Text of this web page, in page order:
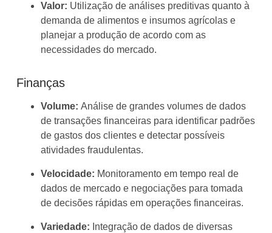
Valor: Utilização de análises preditivas quanto à
demanda de alimentos e insumos agrícolas e
planejar a produção de acordo com as
necessidades do mercado.
Finanças
Volume: Análise de grandes volumes de dados
de transações financeiras para identificar padrões
de gastos dos clientes e detectar possíveis
atividades fraudulentas.
Velocidade: Monitoramento em tempo real de
dados de mercado e negociações para tomada
de decisões rápidas em operações financeiras.
Variedade: Integração de dados de diversas